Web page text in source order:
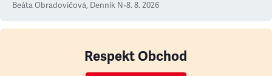
Beáta Obradovičová, Denník N•8. 8. 2026
Respekt Obchod